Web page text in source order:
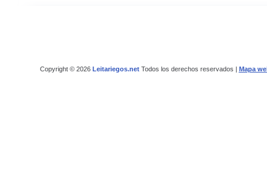
Copyright © 2026 Leitariegos.netTodos los derechos reservados | Mapa